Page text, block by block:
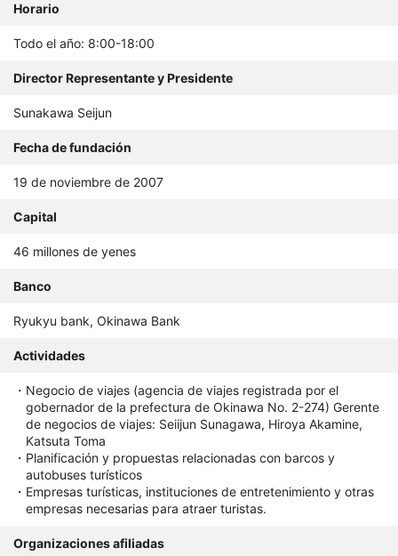
Horario
Todo el año: 8:00-18:00
Director Representante y Presidente
Sunakawa Seijun
Fecha de fundación
19 de noviembre de 2007
Capital
46 millones de yenes
Banco
Ryukyu bank, Okinawa Bank
Actividades
Negocio de viajes (agencia de viajes registrada por el
gobernador de la prefectura de Okinawa No. 2-274) Gerente
de negocios de viajes: Seiijun Sunagawa, Hiroya Akamine,
Katsuta Toma
Planificación y propuestas relacionadas con barcos y
autobuses turísticos
Empresas turísticas, instituciones de entretenimiento y otras
empresas necesarias para atraer turistas.
Organizaciones afiliadas